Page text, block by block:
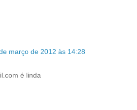
março de 2012 às 14:28
é linda